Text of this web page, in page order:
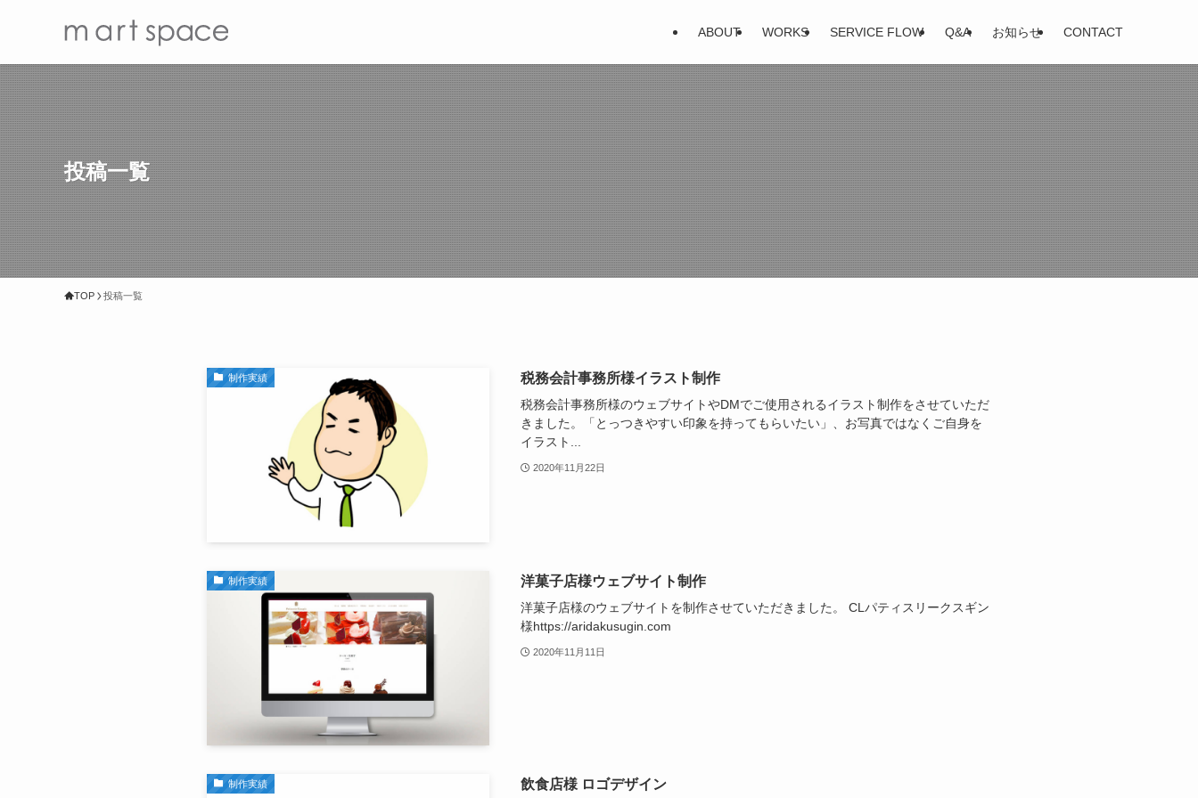
ABOUT WORKS SERVICE FLOW Q&A お知らせ CONTACT
投稿一覧
TOP 投稿一覧
制作実績 税務会計事務所様イラスト制作
税務会計事務所様のウェブサイトやDMでご使用されるイラスト制作をさせていただ
きました。「とっつきやすい印象を持ってもらいたい」、お写真ではなくご自身を
イラスト...
2020年11月22日
制作実績 洋菓子店様ウェブサイト制作
洋菓子店様のウェブサイトを制作させていただきました。 CLパティスリークスギン
様https://aridakusugin.com
2020年11月11日
制作実績 飲食店様 ロゴデザイン